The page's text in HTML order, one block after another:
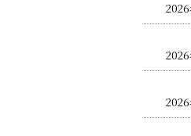
2026